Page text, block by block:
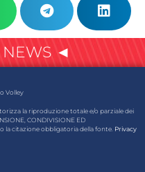
NEWS ◄
Volley
la riproduzione totale e/o parziale dei
CONDIVISIONE ED
la citazione obbligatoria della fonte. Privacy